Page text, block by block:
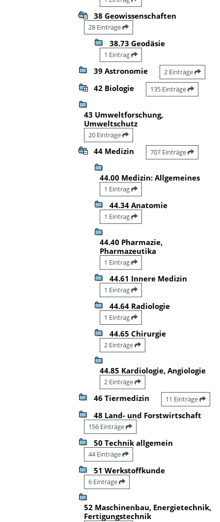
38 Geowissenschaften
28 Einträge
38.73 Geodäsie
1 Eintrag
39 Astronomie 2 Einträge
42 Biologie 135 Einträge
43 Umweltforschung,
Umweltschutz
20 Einträge
44 Medizin 707 Einträge
44.00 Medizin: Allgemeines
1 Eintrag
44.34 Anatomie
1 Eintrag
44.40 Pharmazie,
Pharmazeutika
1 Eintrag
44.61 Innere Medizin
1 Eintrag
44.64 Radiologie
1 Eintrag
44.65 Chirurgie
2 Einträge
44.85 Kardiologie, Angiologie
2 Einträge
46 Tiermedizin 11 Einträge
48 Land- und Forstwirtschaft
156 Einträge
50 Technik allgemein
44 Einträge
51 Werkstoffkunde
6 Einträge
52 Maschinenbau, Energietechnik,
Fertigungstechnik